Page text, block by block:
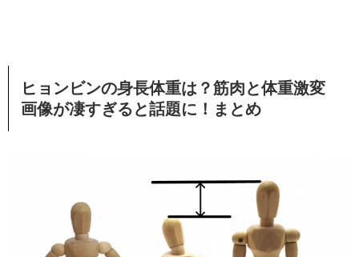
ヒョンビンの身長体重は？筋肉と体重激変
画像が凄すぎると話題に！まとめ